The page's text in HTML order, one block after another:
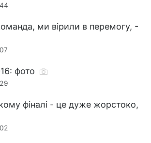
ми вірили в перемогу, -
фото
фіналі - це дуже жорстоко,